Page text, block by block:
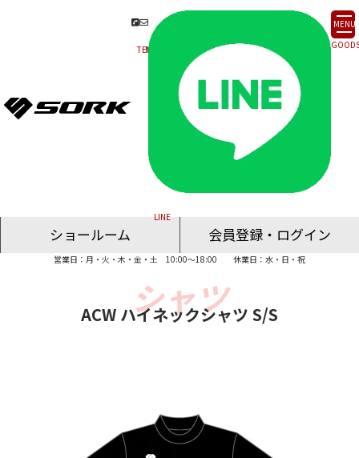
MENU
ショールーム
会員登録・ログイン
営業日：月・火・木・金・土 10:00～18:00 休業日：水・日・祝
ACW ハイネックシャツ S/S